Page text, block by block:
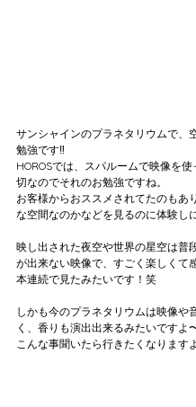
サンシャインのプラネタリウムで、
勉強です‼️
HOROSでは、スパルームで映像を
切なのでそれのお勉強ですね。
お客様からおススメされてたのもあ
な空間なのかなどを見るのに体験し
映し出された夜空や世界の星空は普
が出来ない映像で、すごく楽しくて
本連続で見たみたいです！笑
しかも今のプラネタリウムは映像や
く、香りも演出出来るみたいですよ
こんな事聞いたら行きたくなります